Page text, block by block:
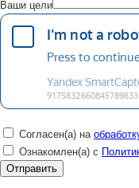
Ваши цели
Согласен(а) на
Ознакомлен(а) с